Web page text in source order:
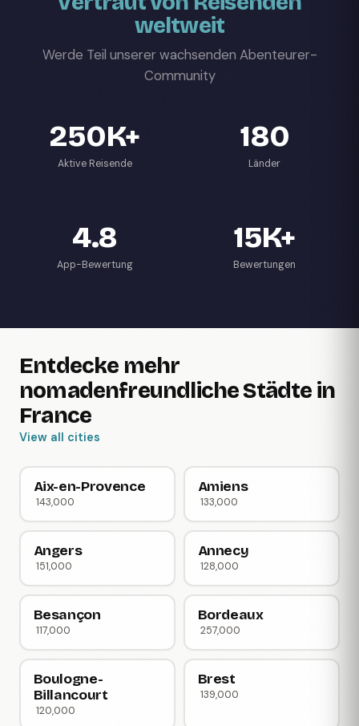
weltweit
Werde Teil unserer wachsenden Abenteurer-
Community
250K+
Aktive Reisende
180
Länder
4.8
App-Bewertung
15K+
Bewertungen
Entdecke mehr
nomadenfreundliche Städte in
France
View all cities
Aix-en-Provence
143,000
Amiens
133,000
Angers
151,000
Annecy
128,000
Besançon
117,000
Bordeaux
257,000
Boulogne-
Billancourt
120,000
Brest
139,000